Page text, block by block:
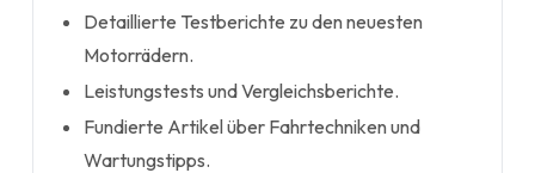
Detaillierte Testberichte zu den neuesten
Motorrädern.
Leistungstests und Vergleichsberichte.
Fundierte Artikel über Fahrtechniken und
Wartungstipps.